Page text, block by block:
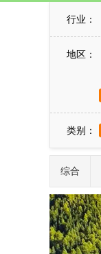
行业：
地区：
类别：
综合